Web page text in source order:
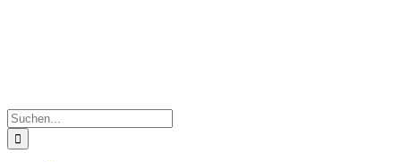
Suche
nach: